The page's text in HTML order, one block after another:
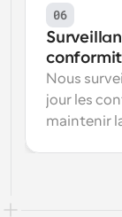
06
Nous
jour les
maintenir